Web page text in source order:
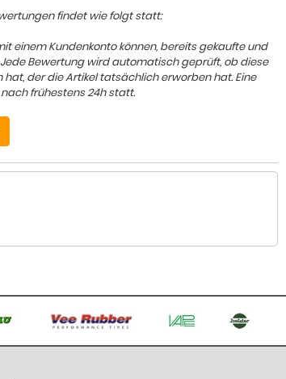
findet wie folgt statt:
einem Kundenkonto können, bereits gekaufte und
Bewertung wird automatisch geprüft, ob diese
der die Artikel tatsächlich erworben hat. Eine
frühestens 24h statt.